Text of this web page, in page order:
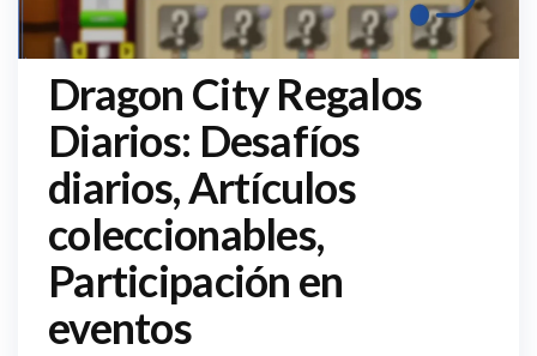
Dragon City Regalos
Diarios: Desafíos
diarios, Artículos
coleccionables,
Participación en
eventos